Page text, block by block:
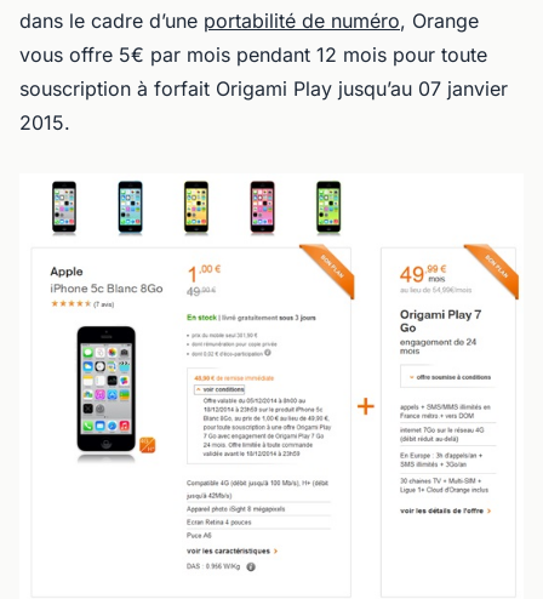
dans le cadre d’une portabilité de numéro, Orange
vous offre 5€ par mois pendant 12 mois pour toute
souscription à forfait Origami Play jusqu’au 07 janvier
2015.